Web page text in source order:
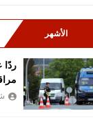
الأشهر
ردًا